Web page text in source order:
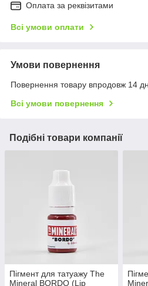
Оплата за реквізитами
Всі умови оплати
Умови повернення
Повернення товару впродовж 14
Всі умови повернення
Подібні товари компанії
Пігмент для татуажу The
Mineral BORDO (Lip